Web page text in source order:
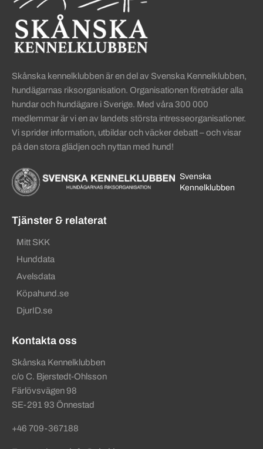
Skånska kennelklubben är en del av Svenska Kennelklubben,
hundägarnas riksorganisation. Organisationen företräder alla
hundar och hundägare i Sverige. Med våra 300 000
medlemmar är vi en av landets största intresseorganisationer.
Vi sprider information, utbildar och väcker debatt – och visar
på den stora glädjen och nyttan med hund!
Svenska
Kennelklubben
Tjänster & relaterat
Mitt SKK
Hunddata
Avelsdata
Köpahund.se
DjurID.se
Kontakta oss
Skånska Kennelklubben
c/o C. Bjerstedt-Ohlsson
Färlövsvägen 98
SE-291 93 Önnestad
+46 709-367188